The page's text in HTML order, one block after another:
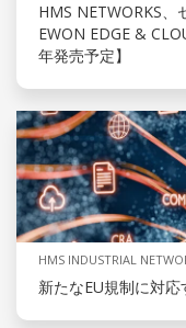
HMS NETWORKS、
EWON EDGE &
年発売予定】
HMS INDUSTRIAL
新たなEU規制に対